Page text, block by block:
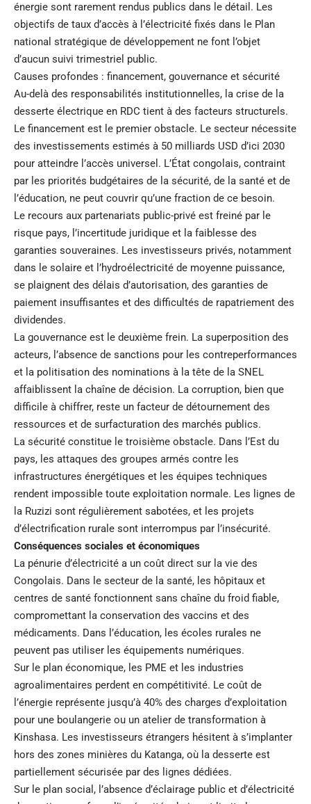
énergie sont rarement rendus publics dans le détail. Les
objectifs de taux d’accès à l’électricité fixés dans le Plan
national stratégique de développement ne font l’objet
d’aucun suivi trimestriel public.
Causes profondes : financement, gouvernance et sécurité
Au-delà des responsabilités institutionnelles, la crise de la
desserte électrique en RDC tient à des facteurs structurels.
Le financement est le premier obstacle. Le secteur nécessite
des investissements estimés à 50 milliards USD d’ici 2030
pour atteindre l’accès universel. L’État congolais, contraint
par les priorités budgétaires de la sécurité, de la santé et de
l’éducation, ne peut couvrir qu’une fraction de ce besoin.
Le recours aux partenariats public-privé est freiné par le
risque pays, l’incertitude juridique et la faiblesse des
garanties souveraines. Les investisseurs privés, notamment
dans le solaire et l’hydroélectricité de moyenne puissance,
se plaignent des délais d’autorisation, des garanties de
paiement insuffisantes et des difficultés de rapatriement des
dividendes.
La gouvernance est le deuxième frein. La superposition des
acteurs, l’absence de sanctions pour les contreperformances
et la politisation des nominations à la tête de la SNEL
affaiblissent la chaîne de décision. La corruption, bien que
difficile à chiffrer, reste un facteur de détournement des
ressources et de surfacturation des marchés publics.
La sécurité constitue le troisième obstacle. Dans l’Est du
pays, les attaques des groupes armés contre les
infrastructures énergétiques et les équipes techniques
rendent impossible toute exploitation normale. Les lignes de
la Ruzizi sont régulièrement sabotées, et les projets
d’électrification rurale sont interrompus par l’insécurité.
Conséquences sociales et économiques
La pénurie d’électricité a un coût direct sur la vie des
Congolais. Dans le secteur de la santé, les hôpitaux et
centres de santé fonctionnent sans chaîne du froid fiable,
compromettant la conservation des vaccins et des
médicaments. Dans l’éducation, les écoles rurales ne
peuvent pas utiliser les équipements numériques.
Sur le plan économique, les PME et les industries
agroalimentaires perdent en compétitivité. Le coût de
l’énergie représente jusqu’à 40% des charges d’exploitation
pour une boulangerie ou un atelier de transformation à
Kinshasa. Les investisseurs étrangers hésitent à s’implanter
hors des zones minières du Katanga, où la desserte est
partiellement sécurisée par des lignes dédiées.
Sur le plan social, l’absence d’éclairage public et d’électricité